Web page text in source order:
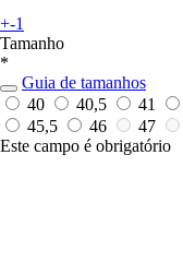
+-1
Tamanho
*
Guia de tamanhos
40
40,5 41
45,5
46 47
Este campo é obrigatório